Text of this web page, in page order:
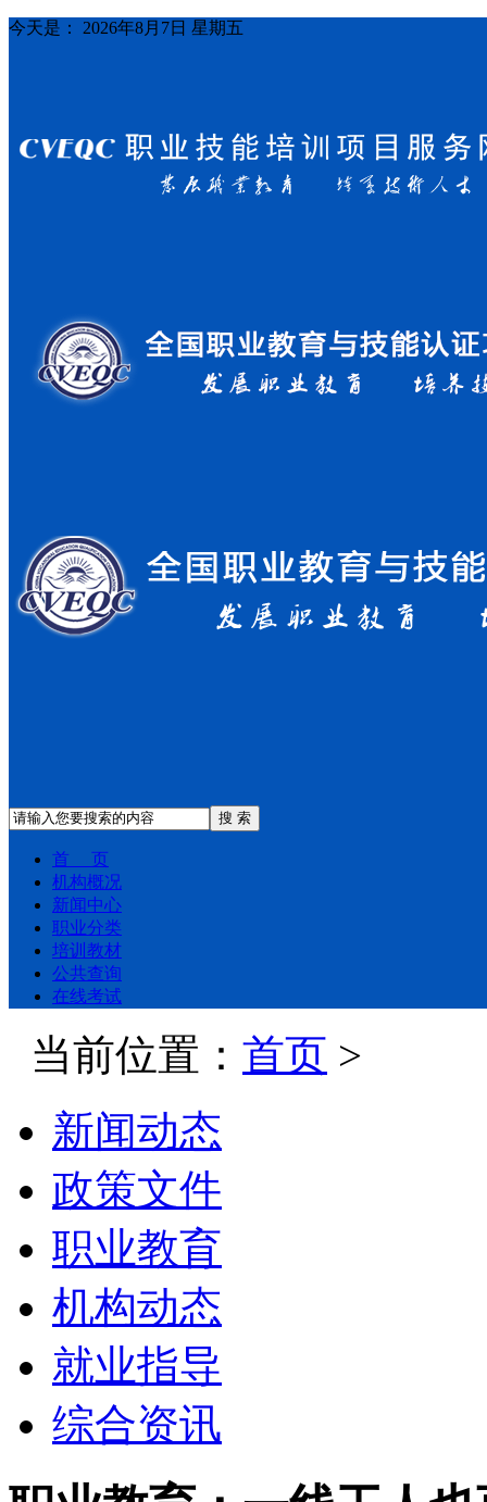
今天是： 2026年8月7日 星期五
搜 索
首 页
机构概况
新闻中心
职业分类
培训教材
公共查询
在线考试
当前位置： 首页 >
新闻动态
政策文件
职业教育
机构动态
就业指导
综合资讯